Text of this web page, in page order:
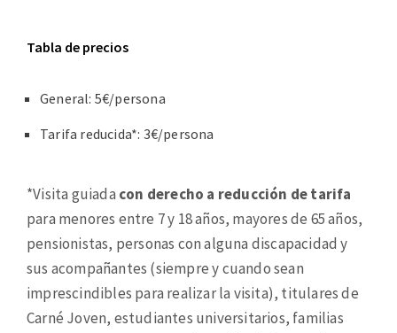
Tabla de precios
General: 5€/persona
Tarifa reducida*: 3€/persona
*Visita guiada con derecho a reducción de tarifa
para menores entre 7 y 18 años, mayores de 65 años,
pensionistas, personas con alguna discapacidad y
sus acompañantes (siempre y cuando sean
imprescindibles para realizar la visita), titulares de
Carné Joven, estudiantes universitarios, familias